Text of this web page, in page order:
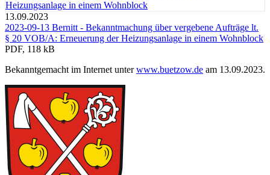
13.09.2023
2023-09-13 Bernitt - Bekanntmachung über vergebene Aufträge lt.
§ 20 VOB/A: Erneuerung der Heizungsanlage in einem Wohnblock
PDF, 118 kB
Bekanntgemacht im Internet unterwww.buetzow.de am 13.09.2023.